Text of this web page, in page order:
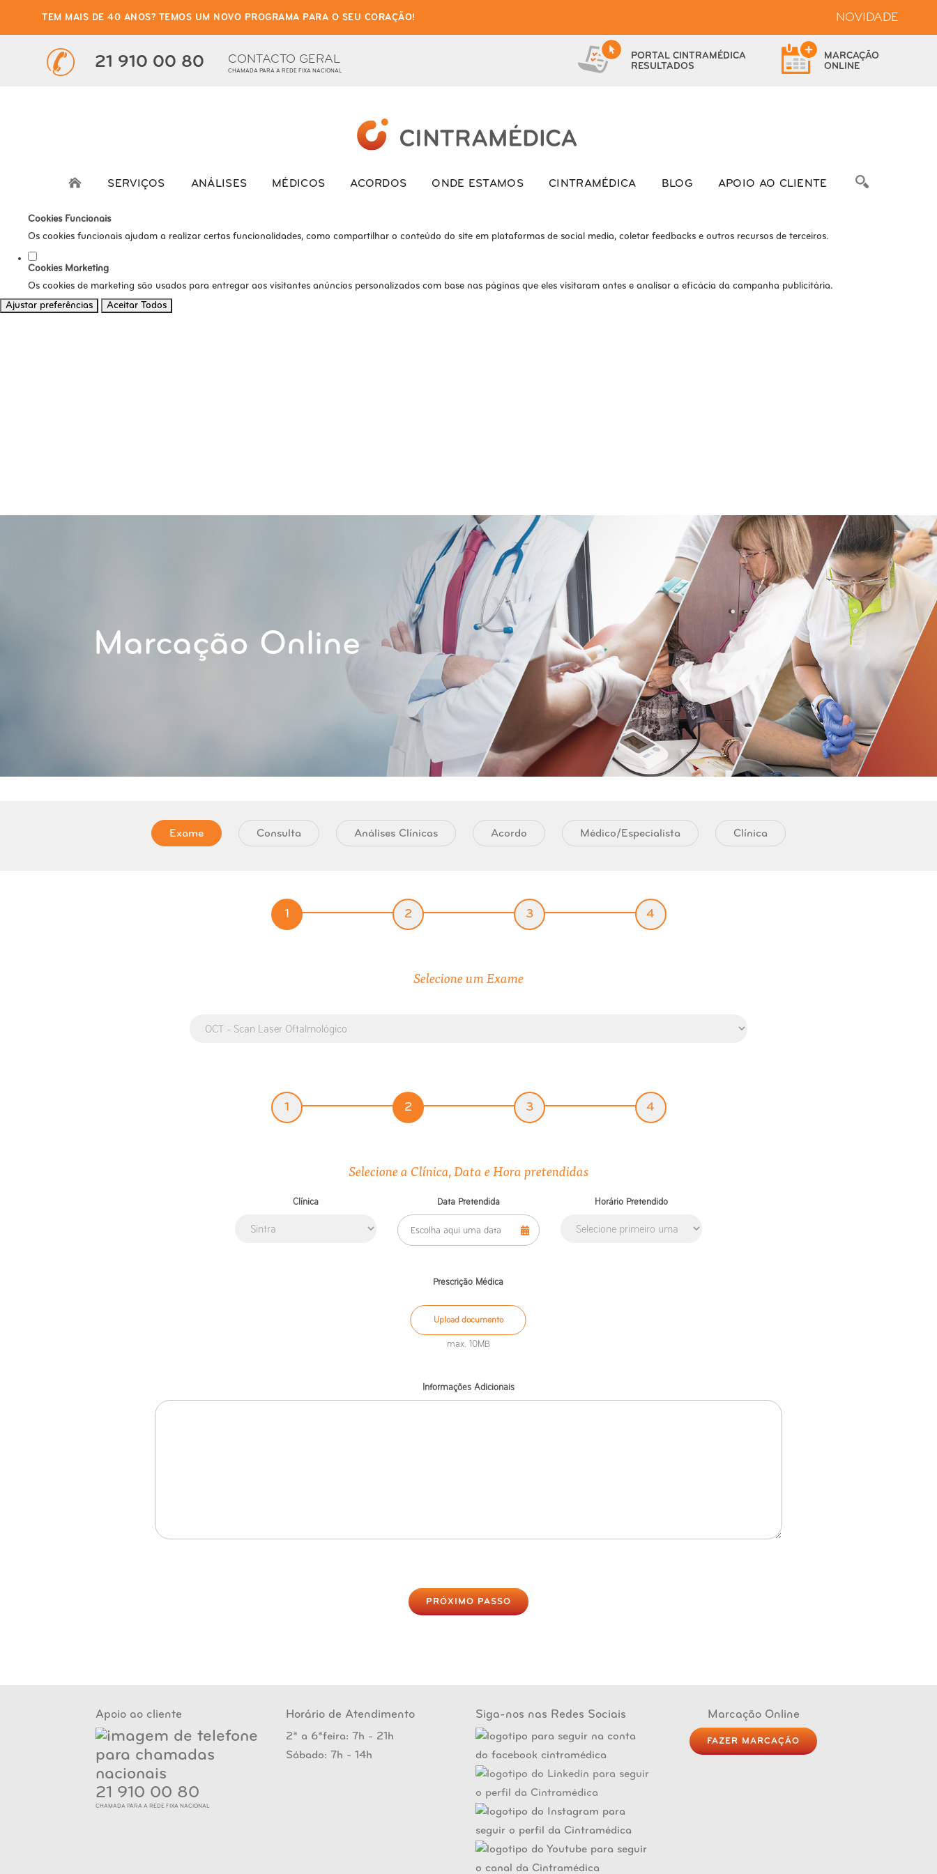
Defina as suas preferências de cookies para este website.
Este website utiliza cookies estritamente necessários, analíticos e funcionais, para lhe oferecer uma boa experiência de navegação e acesso a todas as funcionalidades.
Consulte a nossa
Os cookies necessários são cruciais para as funções básicas do site e o site não funcionará da maneira pretendida sem eles
Os cookies analíticos são usados para entender como os visitantes interagem com o site. Esses cookies ajudam a fornecer informações sobre as métricas do número de visitantes, taxa de rejeição, origem do
tráfego, etc.
Cookies Funcionais
Os cookies funcionais ajudam a realizar certas funcionalidades, como compartilhar o conteúdo do site em plataformas de social media, coletar feedbacks e outros recursos de terceiros.
Cookies Marketing
Os cookies de marketing são usados para entregar aos visitantes anúncios personalizados com base nas páginas que eles visitaram antes e analisar a eficácia da campanha publicitária.
Ajustar preferências
Aceitar Todos
TEM MAIS DE 40 ANOS? TEMOS UM NOVO PROGRAMA PARA O SEU CORAÇÃO! NOVIDADE
21 910 00 80 CONTACTO GERAL
CHAMADA PARA A REDE FIXA NACIONAL
PORTAL CINTRAMÉDICA
RESULTADOS
MARCAÇÃO
ONLINE
SERVIÇOS ANÁLISES MÉDICOS ACORDOS ONDE ESTAMOS CINTRAMÉDICA BLOG APOIO AO CLIENTE
Marcação Online
Exame Consulta Análises Clínicas Acordo Médico/Especialista Clínica
1 2 3 4
Selecione um Exame
1 2 3 4
Selecione a Clínica, Data e Hora pretendidas
Clínica Data Pretendida Horário Pretendido
Prescrição Médica
Upload documento
max. 10MB
Informações Adicionais
PRÓXIMO PASSO
Apoio ao cliente
21 910 00 80
CHAMADA PARA A REDE FIXA NACIONAL
Horário de Atendimento
2ª a 6ªfeira: 7h - 21h
Sábado: 7h - 14h
Siga-nos nas Redes Sociais Marcação Online
FAZER MARCAÇÃO